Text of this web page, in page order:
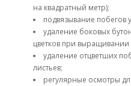
на квадратный метр);
подвязывание побегов
удаление боковых
цветков при выращивании
удаление отцветших
листьев;
регулярные осмотры